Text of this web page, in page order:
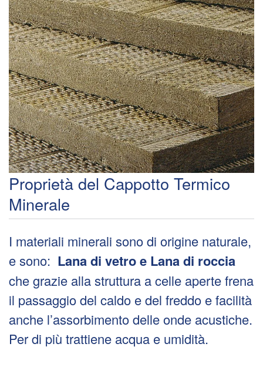
Proprietà del Cappotto Termico
Minerale
I materiali minerali sono di origine naturale,
e sono: Lana di vetro e Lana di roccia
che grazie alla struttura a celle aperte frena
il passaggio del caldo e del freddo e facilità
anche l’assorbimento delle onde acustiche.
Per di più trattiene acqua e umidità.